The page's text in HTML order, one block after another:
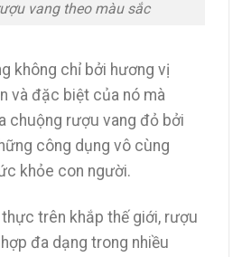
vang theo màu sắc
không chỉ bởi hương vị
và đặc biệt của nó mà
chuộng rượu vang đỏ bởi
công dụng vô cùng
khỏe con người.
trên khắp thế giới, rượu
đa dạng trong nhiều